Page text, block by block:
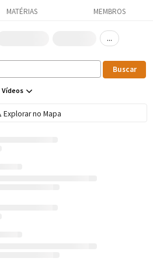
MATÉRIAS MEMBROS
...
Vídeos
Explorar no Mapa